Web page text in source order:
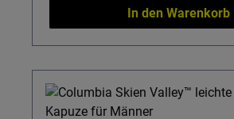
In den Warenkorb